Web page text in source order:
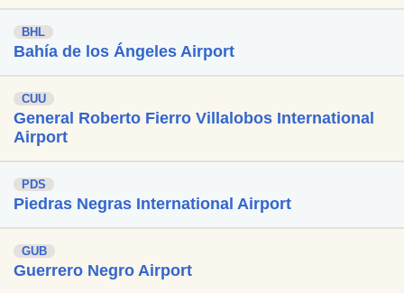
BHL
Bahía de los Ángeles Airport
CUU
General Roberto Fierro Villalobos International
Airport
PDS
Piedras Negras International Airport
GUB
Guerrero Negro Airport